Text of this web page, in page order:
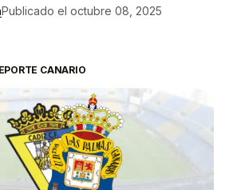
Publicado el octubre 08, 2025
CANARIO